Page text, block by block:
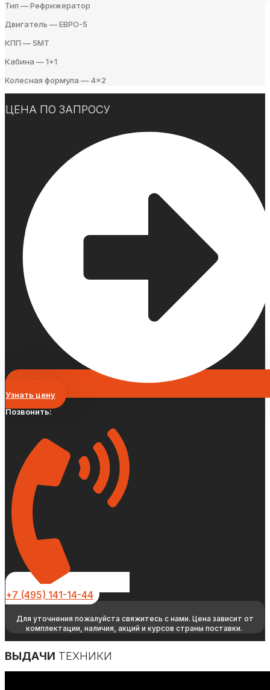
Тип — Рефрижератор
Двигатель — ЕВРО-5
КПП — 5МТ
Кабина — 1+1
Колесная формула — 4×2
ЦЕНА ПО ЗАПРОСУ
Узнать цену
Позвонить:
+7 (495) 141-14-44
Для уточнения пожалуйста свяжитесь с нами. Цена зависит от
комплектации, наличия, акций и курсов страны поставки.
ВЫДАЧИ ТЕХНИКИ